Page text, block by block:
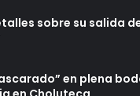
sobre su salida
en plena